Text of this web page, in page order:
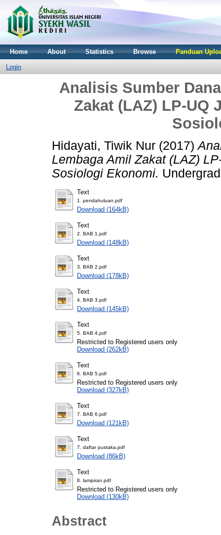
Home About Statistics Browse Panduan
Login
Analisis Sumber
Zakat (LAZ) LP-UQ
Hidayati, Tiwik Nur (2017)
Lembaga Amil Zakat (LAZ)
Sosiologi Ekonomi.
Text
1. pendahuluan.pdf
Download (164kB)
Text
2. BAB 1.pdf
Download (148kB)
Text
3. BAB 2.pdf
Download (178kB)
Text
4. BAB 3.pdf
Download (145kB)
Text
5. BAB 4.pdf
Restricted to Registered users only
Download (262kB)
Text
6. BAB 5.pdf
Restricted to Registered users only
Download (327kB)
Text
7. BAB 6.pdf
Download (121kB)
Text
7. daftar pustaka.pdf
Download (86kB)
Text
8. lampiran.pdf
Restricted to Registered users only
Download (130kB)
Abstract